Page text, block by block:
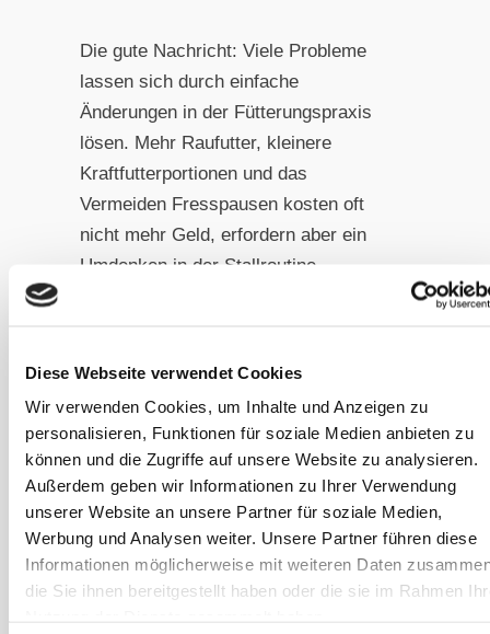
Diese Webseite verwendet Cookies
Wir verwenden Cookies, um Inhalte und Anzeigen zu
personalisieren, Funktionen für soziale Medien anbieten zu
können und die Zugriffe auf unsere Website zu analysieren.
Außerdem geben wir Informationen zu Ihrer Verwendung
unserer Website an unsere Partner für soziale Medien,
Werbung und Analysen weiter. Unsere Partner führen diese
Informationen möglicherweise mit weiteren Daten
die Sie ihnen bereitgestellt haben oder die sie im Rahmen
Die gute Nachricht: Viele Probleme
lassen sich durch einfache
Änderungen in der Fütterungspraxis
lösen. Mehr Raufutter, kleinere
Kraftfutterportionen und das
Vermeiden Fresspausen kosten oft
nicht mehr Geld, erfordern aber ein
Umdenken in der Stallroutine.
Zufriedenheit vor allem durch
kontinuierliche Beschäftigung mit
seinem Futter findet. Ein kauendes
Pferd ist ein glückliches Pferd! Wer
seinem Pferd diese natürliche
Verhaltensweise ermöglicht, wird mit
einem gesünderen, ausgeglicheneren